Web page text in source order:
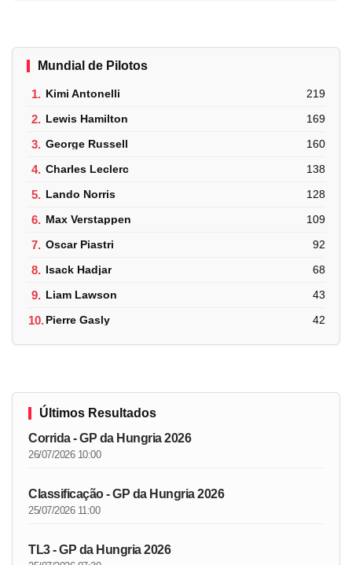
Mundial de Pilotos
1. Kimi Antonelli 219
2. Lewis Hamilton 169
3. George Russell 160
4. Charles Leclerc 138
5. Lando Norris 128
6. Max Verstappen 109
7. Oscar Piastri 92
8. Isack Hadjar 68
9. Liam Lawson 43
10.Pierre Gasly 42
Últimos Resultados
Corrida - GP da Hungria 2026
26/07/2026 10:00
Classificação - GP da Hungria 2026
25/07/2026 11:00
TL3 - GP da Hungria 2026